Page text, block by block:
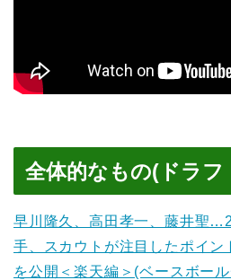
全体的なもの(ドラフ
早川隆久、高田孝一、藤井聖
手、スカウトが注目したポイ
を公開＜楽天編＞(ベースボー